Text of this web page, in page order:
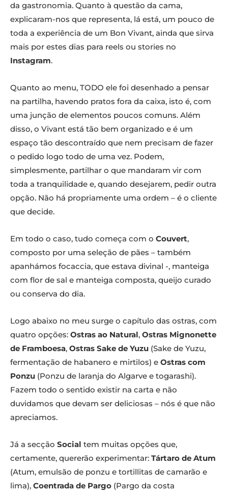
da gastronomia. Quanto à questão da cama,
explicaram-nos que representa, lá está, um pouco de
toda a experiência de um Bon Vivant, ainda que sirva
mais por estes dias para reels ou stories no
Instagram.
Quanto ao menu, TODO ele foi desenhado a pensar
na partilha, havendo pratos fora da caixa, isto é, com
uma junção de elementos poucos comuns. Além
disso, o Vivant está tão bem organizado e é um
espaço tão descontraído que nem precisam de fazer
o pedido logo todo de uma vez. Podem,
simplesmente, partilhar o que mandaram vir com
toda a tranquilidade e, quando desejarem, pedir outra
opção. Não há propriamente uma ordem – é o cliente
que decide.
Em todo o caso, tudo começa com o Couvert,
composto por uma seleção de pães – também
apanhámos focaccia, que estava divinal -, manteiga
com flor de sal e manteiga composta, queijo curado
ou conserva do dia.
Logo abaixo no meu surge o capítulo das ostras, com
quatro opções: Ostras ao Natural, Ostras Mignonette
de Framboesa, Ostras Sake de Yuzu (Sake de Yuzu,
fermentação de habanero e mirtilos) e Ostras com
Ponzu (Ponzu de laranja do Algarve e togarashi).
Fazem todo o sentido existir na carta e não
duvidamos que devam ser deliciosas – nós é que não
apreciamos.
Já a secção Social tem muitas opções que,
certamente, quererão experimentar: Tártaro de Atum
(Atum, emulsão de ponzu e tortillitas de camarão e
lima), Coentrada de Pargo (Pargo da costa